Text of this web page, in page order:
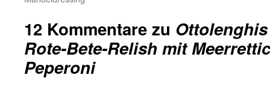
12 Kommentare zu
Rote-Bete-Relish mit
Peperoni